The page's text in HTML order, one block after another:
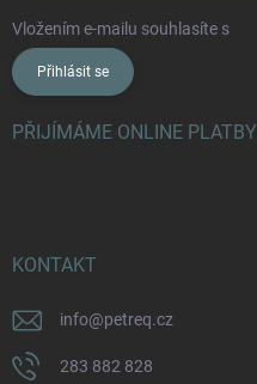
Vložením e-mailu souhlasíte s
Přihlásit se
PŘIJÍMÁME ONLINE PLATBY
KONTAKT
info@petreq.cz
283 882 828